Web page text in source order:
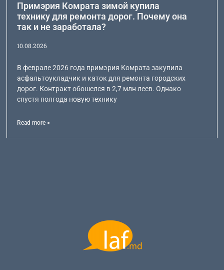
Примэрия Комрата зимой купила
технику для ремонта дорог. Почему она
так и не заработала?
10.08.2026
В феврале 2026 года примэрия Комрата закупила
асфальтоукладчик и каток для ремонта городских
дорог. Контракт обошелся в 2,7 млн леев. Однако
спустя полгода новую технику
Read more >